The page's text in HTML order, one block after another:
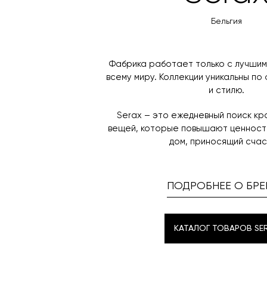
Бельгия
Фабрика работает только с
всему миру. Коллекции уникальны
и стилю.
Serax – это ежедневный поиск
вещей, которые повышают
дом, приносящий
ПОДРОБНЕЕ О
КАТАЛОГ ТОВАРОВ